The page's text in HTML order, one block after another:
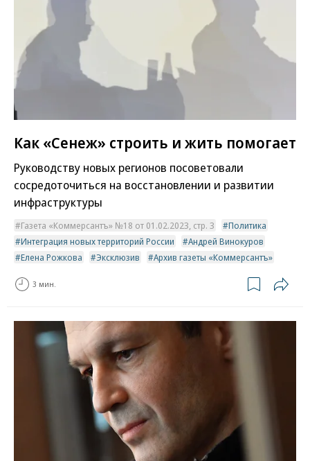
Как «Сенеж» строить и жить помогает
Руководству новых регионов посоветовали
сосредоточиться на восстановлении и развитии
инфраструктуры
Газета «Коммерсантъ» №18 от 01.02.2023, стр. 3
Политика
Интеграция новых территорий России
Андрей Винокуров
Елена Рожкова
Эксклюзив Архив газеты «Коммерсантъ»
3 мин.